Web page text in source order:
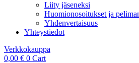
Liity jäseneksi
Huomionosoitukset ja
Yhdenvertaisuus
Yhteystiedot
Verkkokauppa
0,00 € 0 Cart